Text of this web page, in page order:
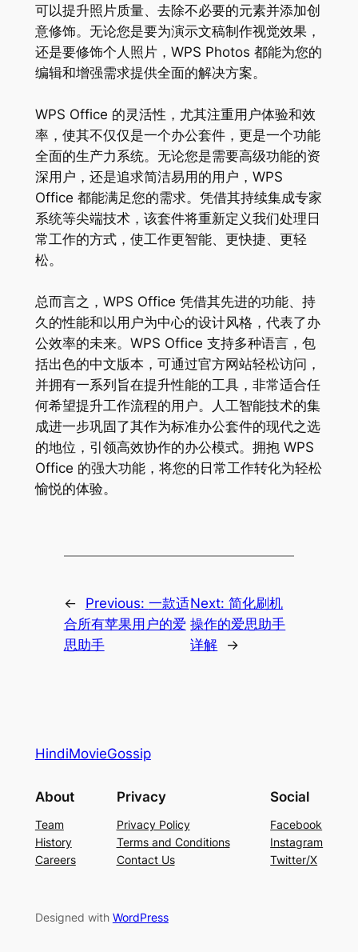
可以提升照片质量、去除不必要的元素并添加创
意修饰。无论您是要为演示文稿制作视觉效果，
还是要修饰个人照片，WPS Photos 都能为您的
编辑和增强需求提供全面的解决方案。
WPS Office 的灵活性，尤其注重用户体验和效
率，使其不仅仅是一个办公套件，更是一个功能
全面的生产力系统。无论您是需要高级功能的资
深用户，还是追求简洁易用的用户，WPS
Office 都能满足您的需求。凭借其持续集成专家
系统等尖端技术，该套件将重新定义我们处理日
常工作的方式，使工作更智能、更快捷、更轻
松。
总而言之，WPS Office 凭借其先进的功能、持
久的性能和以用户为中心的设计风格，代表了办
公效率的未来。WPS Office 支持多种语言，包
括出色的中文版本，可通过官方网站轻松访问，
并拥有一系列旨在提升性能的工具，非常适合任
何希望提升工作流程的用户。人工智能技术的集
成进一步巩固了其作为标准办公套件的现代之选
的地位，引领高效协作的办公模式。拥抱 WPS
Office 的强大功能，将您的日常工作转化为轻松
愉悦的体验。
← Previous: 一款适
合所有苹果用户的爱
思助手
Next:简化刷机
操作的爱思助手
详解
→
HindiMovieGossip
About
Team
History
Careers
Privacy
Privacy Policy
Terms and Conditions
Contact Us
Social
Facebook
Instagram
Twitter/X
Designed with WordPress